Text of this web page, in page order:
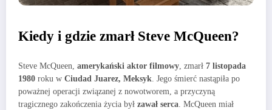
Kiedy i gdzie zmarł Steve McQueen?
Steve McQueen, amerykański aktor filmowy, zmarł 7 listopada
1980 roku w Ciudad Juarez, Meksyk. Jego śmierć nastąpiła po
poważnej operacji związanej z nowotworem, a przyczyną
tragicznego zakończenia życia był zawał serca. McQueen miał